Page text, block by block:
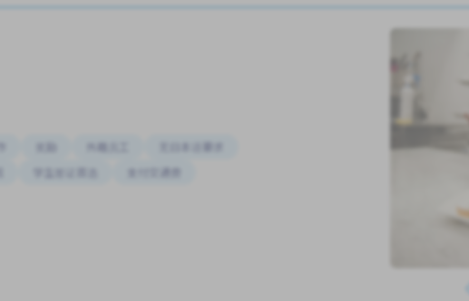
奖励 外籍员工
无日本语要求
学生签证首选 支付交通费